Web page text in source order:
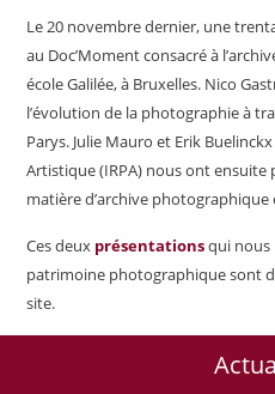
Le 20 novembre dernier, une
au Doc’Moment consacré à
école Galilée, à Bruxelles. Nico
l’évolution de la photographie à
Parys. Julie Mauro et Erik
Artistique (IRPA) nous ont ensuite
matière d’archive
Ces deux présentationsqui nous
patrimoine photographique sont
site.